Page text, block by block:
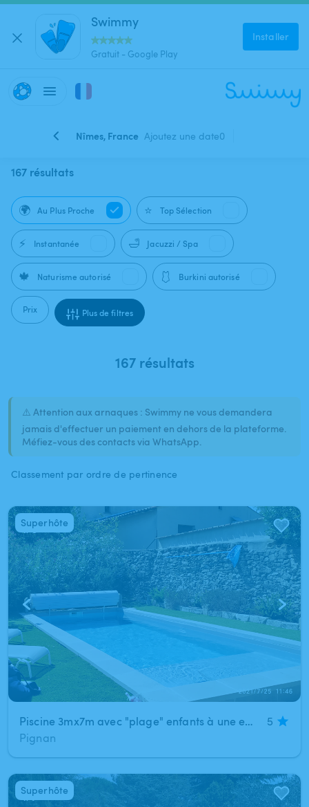
Swimmy
Gratuit - Google Play
Installer
Nîmes, France Ajoutez une date0
167 résultats
🌍 Au Plus Proche ⭐ Top Sélection
⚡ Instantanée 🛁 Jacuzzi / Spa
🍁 Naturisme autorisé 🩱 Burkini autorisé
Prix Plus de filtres
167 résultats
⚠️ Attention aux arnaques : Swimmy ne vous demandera
jamais d'effectuer un paiement en dehors de la plateforme.
Méfiez-vous des contacts via WhatsApp.
Classement par ordre de pertinence
1/3
Piscine 3mx7m avec "plage" enfants à une extrémité et salon à l'ombre sous pergola
5
Pignan
Superhôte
1/7
Superhôte